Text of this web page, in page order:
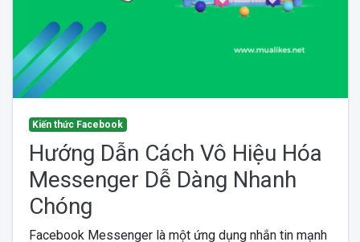
Kiến thức Facebook
Hướng Dẫn Cách Vô Hiệu Hóa
Messenger Dễ Dàng Nhanh
Chóng
Facebook Messenger là một ứng dụng nhắn tin mạnh